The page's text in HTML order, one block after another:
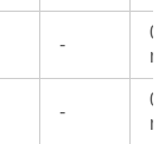
-
-